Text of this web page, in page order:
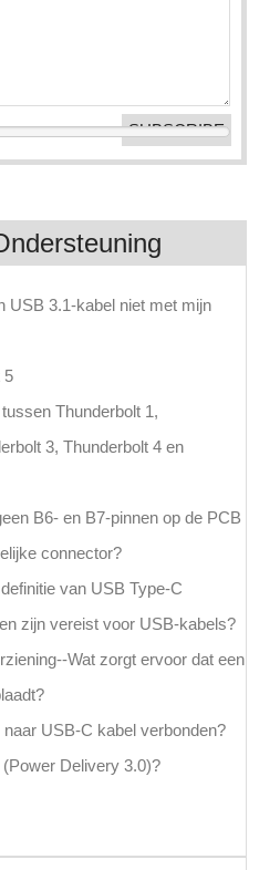
USB 3.1-kabel niet met mijn
5
Thunderbolt 1,
3, Thunderbolt 4 en
B6- en B7-pinnen op de PCB
connector?
van USB Type-C
zijn vereist voor USB-kabels?
Wat zorgt ervoor dat een
USB-C kabel verbonden?
Delivery 3.0)?